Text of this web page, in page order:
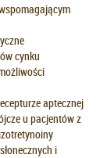
cynku
aptecznej
u pacjentów z
i